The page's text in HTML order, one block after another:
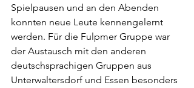
Spielpausen und an den Abenden
konnten neue Leute kennengelernt
werden. Für die Fulpmer Gruppe war
der Austausch mit den anderen
deutschsprachigen Gruppen aus
Unterwaltersdorf und Essen besonders